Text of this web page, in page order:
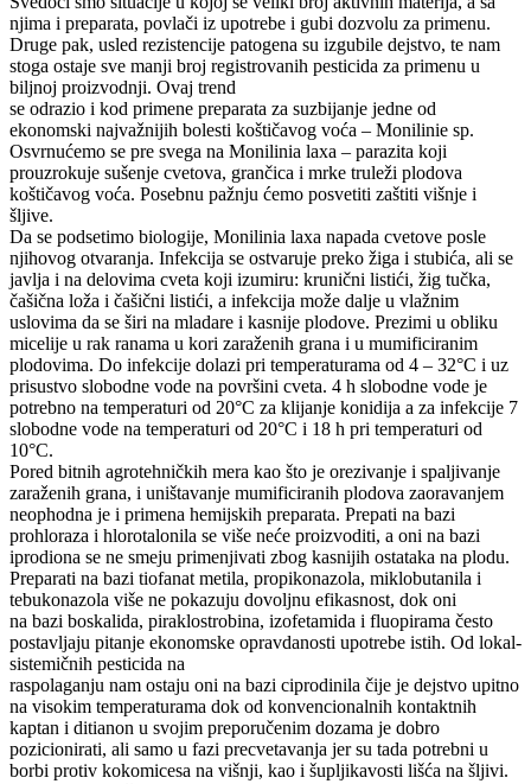
njima i preparata, povlači iz upotrebe i gubi dozvolu za primenu.
Druge pak, usled rezistencije patogena su izgubile dejstvo, te nam
stoga ostaje sve manji broj registrovanih pesticida za primenu u
biljnoj proizvodnji. Ovaj trend
se odrazio i kod primene preparata za suzbijanje jedne od
ekonomski najvažnijih bolesti koštičavog voća – Monilinie sp.
Osvrnućemo se pre svega na Monilinia laxa – parazita koji
prouzrokuje sušenje cvetova, grančica i mrke truleži plodova
koštičavog voća. Posebnu pažnju ćemo posvetiti zaštiti višnje i
šljive.
Da se podsetimo biologije, Monilinia laxa napada cvetove posle
njihovog otvaranja. Infekcija se ostvaruje preko žiga i stubića, ali se
javlja i na delovima cveta koji izumiru: krunični listići, žig tučka,
čašična loža i čašični listići, a infekcija može dalje u vlažnim
uslovima da se širi na mladare i kasnije plodove. Prezimi u obliku
micelije u rak ranama u kori zaraženih grana i u mumificiranim
plodovima. Do infekcije dolazi pri temperaturama od 4 – 32°C i uz
prisustvo slobodne vode na površini cveta. 4 h slobodne vode je
potrebno na temperaturi od 20°C za klijanje konidija a za infekcije 7
slobodne vode na temperaturi od 20°C i 18 h pri temperaturi od
10°C.
Pored bitnih agrotehničkih mera kao što je orezivanje i spaljivanje
zaraženih grana, i uništavanje mumificiranih plodova zaoravanjem
neophodna je i primena hemijskih preparata. Prepati na bazi
prohloraza i hlorotalonila se više neće proizvoditi, a oni na bazi
iprodiona se ne smeju primenjivati zbog kasnijih ostataka na plodu.
Preparati na bazi tiofanat metila, propikonazola, miklobutanila i
tebukonazola više ne pokazuju dovoljnu efikasnost, dok oni
na bazi boskalida, piraklostrobina, izofetamida i fluopirama često
postavljaju pitanje ekonomske opravdanosti upotrebe istih. Od lokal-
sistemičnih pesticida na
raspolaganju nam ostaju oni na bazi ciprodinila čije je dejstvo upitno
na visokim temperaturama dok od konvencionalnih kontaktnih
kaptan i ditianon u svojim preporučenim dozama je dobro
pozicionirati, ali samo u fazi precvetavanja jer su tada potrebni u
borbi protiv kokomicesa na višnji, kao i šupljikavosti lišća na šljivi.